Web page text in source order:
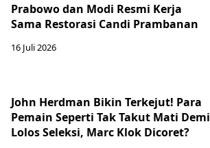
Prabowo dan Modi Resmi Kerja
Sama Restorasi Candi Prambanan
16 Juli 2026
John Herdman Bikin Terkejut! Para
Pemain Seperti Tak Takut Mati Demi
Lolos Seleksi, Marc Klok Dicoret?